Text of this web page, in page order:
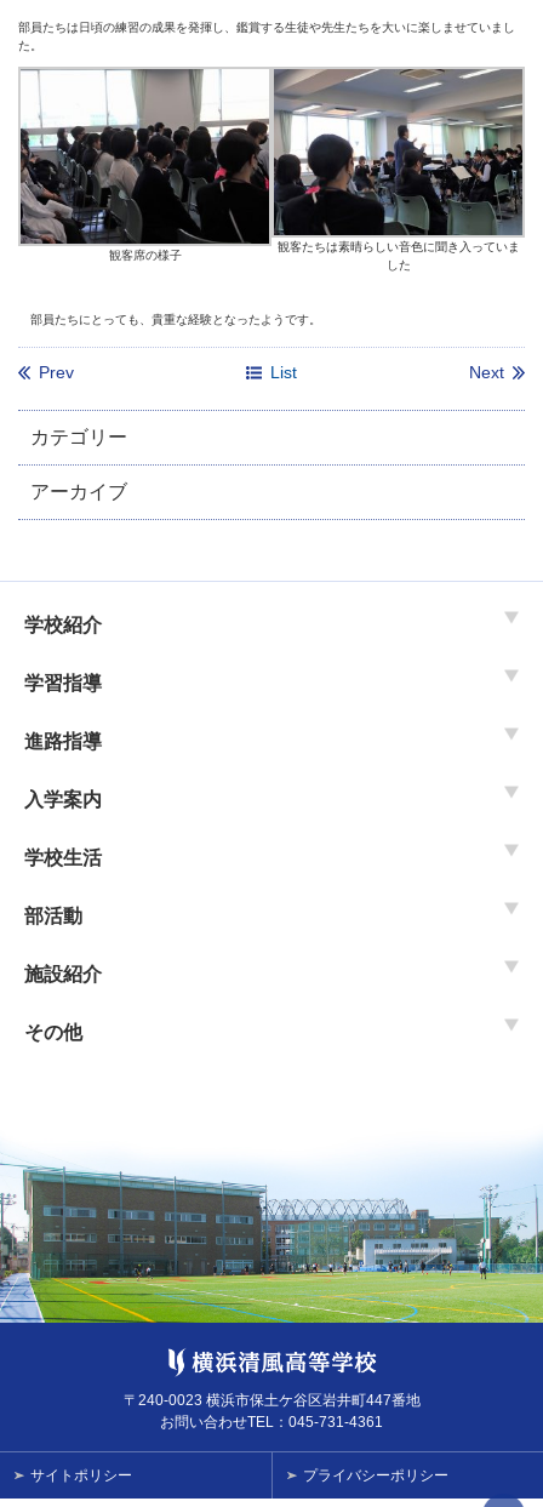
部員たちは日頃の練習の成果を発揮し、鑑賞する生徒や先生たちを大いに楽しませていまし
た。
観客席の様子
観客たちは素晴らしい音色に聞き入っていま
した
部員たちにとっても、貴重な経験となったようです。
Prev List Next
カテゴリー
アーカイブ
学校紹介
学習指導
進路指導
入学案内
学校生活
部活動
施設紹介
その他
〒240-0023 横浜市保土ケ谷区岩井町447番地
お問い合わせTEL： 045-731-4361
サイトポリシー プライバシーポリシー